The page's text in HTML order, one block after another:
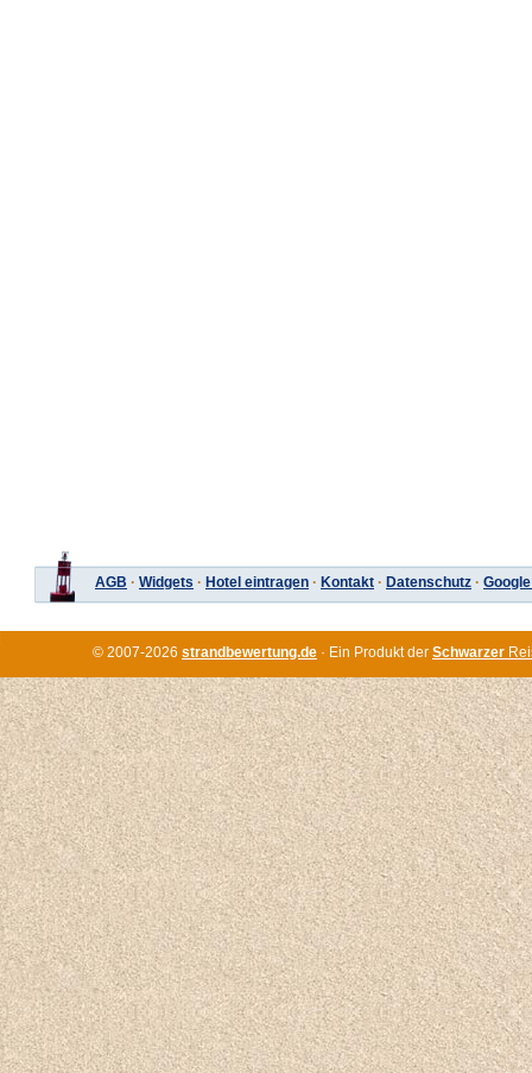
AGB · Widgets · Hotel eintragen · Kontakt · Datenschutz ·
© 2007-2026 strandbewertung.de · Ein Produkt der Schwarzer